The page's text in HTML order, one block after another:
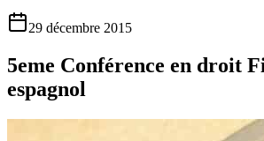
29 décembre 2015
5eme Conférence en droit
espagnol